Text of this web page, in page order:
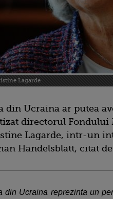
Lagarde
din Ucraina ar putea
directorul Fondului
Lagarde, intr-un
Handelsblatt, citat de
din Ucraina reprezinta un